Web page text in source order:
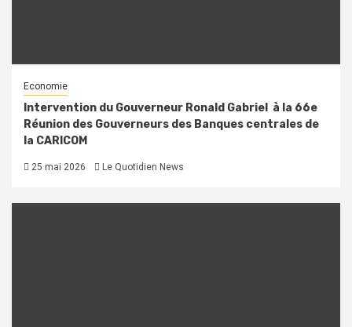
Economie
Intervention du Gouverneur Ronald Gabriel à la 66e
Réunion des Gouverneurs des Banques centrales de
la CARICOM
25 mai 2026 Le Quotidien News